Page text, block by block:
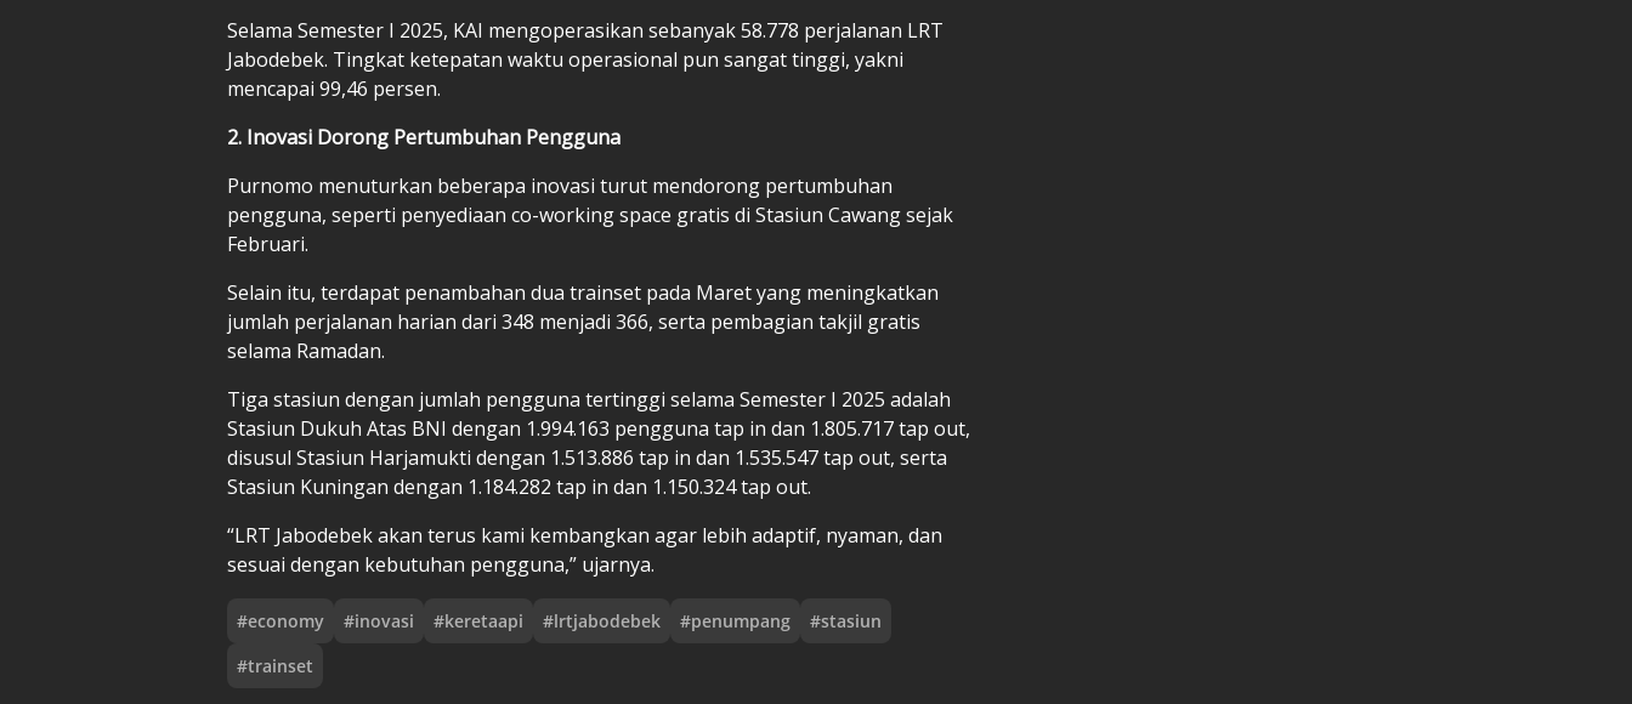
Selama Semester I 2025, KAI mengoperasikan sebanyak 58.778 perjalanan LRT
Jabodebek. Tingkat ketepatan waktu operasional pun sangat tinggi, yakni
mencapai 99,46 persen.
2. Inovasi Dorong Pertumbuhan Pengguna
Purnomo menuturkan beberapa inovasi turut mendorong pertumbuhan
pengguna, seperti penyediaan co-working space gratis di Stasiun Cawang sejak
Februari.
Selain itu, terdapat penambahan dua trainset pada Maret yang meningkatkan
jumlah perjalanan harian dari 348 menjadi 366, serta pembagian takjil gratis
selama Ramadan.
Tiga stasiun dengan jumlah pengguna tertinggi selama Semester I 2025 adalah
Stasiun Dukuh Atas BNI dengan 1.994.163 pengguna tap in dan 1.805.717 tap out,
disusul Stasiun Harjamukti dengan 1.513.886 tap in dan 1.535.547 tap out, serta
Stasiun Kuningan dengan 1.184.282 tap in dan 1.150.324 tap out.
“LRT Jabodebek akan terus kami kembangkan agar lebih adaptif, nyaman, dan
sesuai dengan kebutuhan pengguna,” ujarnya.
#economy #inovasi #keretaapi #lrtjabodebek #penumpang #stasiun
#trainset